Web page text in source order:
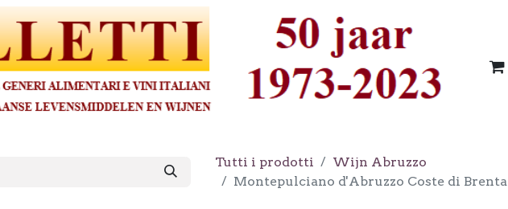
Tutti i prodotti
Wijn Abruzzo
Montepulciano d'Abruzzo Coste di Brenta